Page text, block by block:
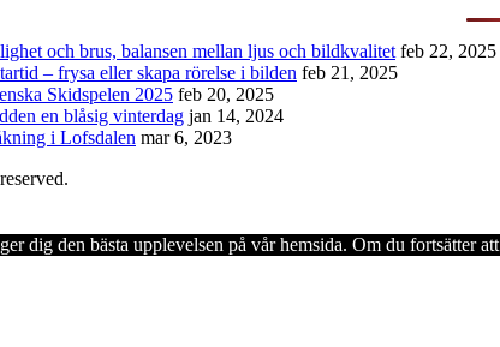
och brus, balansen mellan ljus och bildkvalitet feb 22, 2025
– frysa eller skapa rörelse i bilden feb 21, 2025
Skidspelen 2025 feb 20, 2025
en blåsig vinterdag jan 14, 2024
i Lofsdalen mar 6, 2023
dig den bästa upplevelsen på vår hemsida. Om du fortsätter